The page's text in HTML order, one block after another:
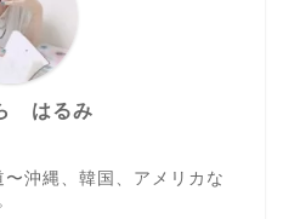
はるみ
沖縄、韓国、アメリカな